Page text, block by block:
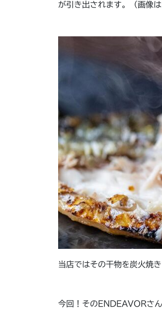
が引き出されます。（画像
当店ではその干物を炭火焼
今回！そのENDEAVORさ